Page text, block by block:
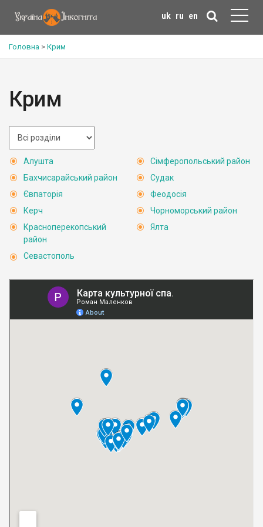
uk ru en
Головна > Крим
Крим
Алушта
Бахчисарайський район
Євпаторія
Керч
Красноперекопський
район
Севастополь
Сімферопольський район
Судак
Феодосія
Чорноморський район
Ялта